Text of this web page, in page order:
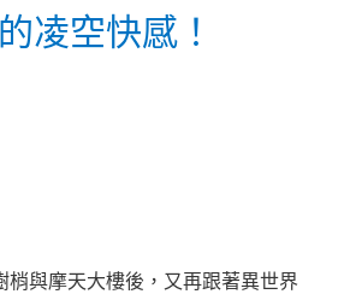
凌空快感！
與摩天大樓後，又再跟著異世界